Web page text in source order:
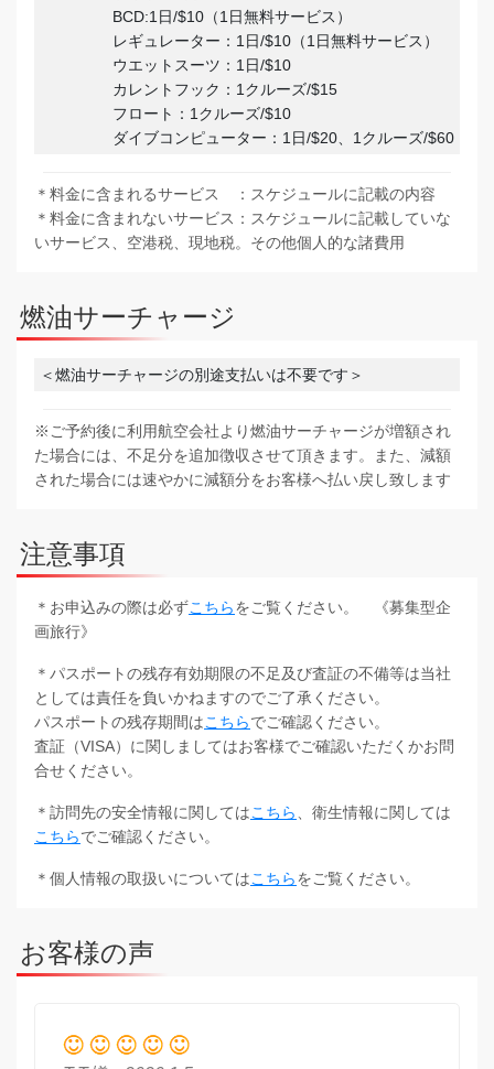
BCD:1日/$10（1日無料サービス）
レギュレーター：1日/$10（1日無料サービス）
ウエットスーツ：1日/$10
カレントフック：1クルーズ/$15
フロート：1クルーズ/$10
ダイブコンピューター：1日/$20、1クルーズ/$60
＊料金に含まれるサービス ：スケジュールに記載の内容
＊料金に含まれないサービス：スケジュールに記載していな
いサービス、空港税、現地税。その他個人的な諸費用
燃油サーチャージ
＜燃油サーチャージの別途支払いは不要です＞
※ご予約後に利用航空会社より燃油サーチャージが増額され
た場合には、不足分を追加徴収させて頂きます。また、減額
された場合には速やかに減額分をお客様へ払い戻し致します
注意事項
＊お申込みの際は必ずこちらをご覧ください。 《募集型企
画旅行》
＊パスポートの残存有効期限の不足及び査証の不備等は当社
としては責任を負いかねますのでご了承ください。
パスポートの残存期間はこちらでご確認ください。
査証（VISA）に関しましてはお客様でご確認いただくかお問
合せください。
＊訪問先の安全情報に関してはこちら
、衛生情報に関しては
こちらでご確認ください。
＊個人情報の取扱いについてはこちらをご覧ください。
お客様の声